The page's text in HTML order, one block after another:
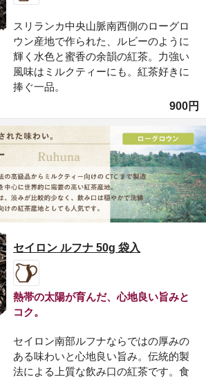
スリランカ中央山脈南西側のローグロ
ウン産地で作られた、ルビーのように
輝く水色と蜜香の余韻の紅茶。力強い
風味はミルクティーにも。紅茶好きに
捧ぐ一品。
900円
セイロン ルフナ 50g 袋入
熱帯の太陽が育んだ、心地良い旨みと
コク。
セイロン南部ルフナならではの厚みの
ある味わいと心地良い旨み。伝統的製
法による上質な飲み口の紅茶です。食